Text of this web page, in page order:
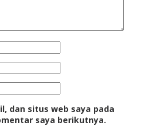
dan situs web saya pada
saya berikutnya.